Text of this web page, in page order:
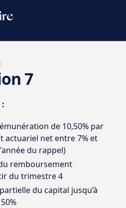
7
de 10,50% par
actuariel net entre 7% et
du rappel)
remboursement
du trimestre 4
du capital jusqu’à